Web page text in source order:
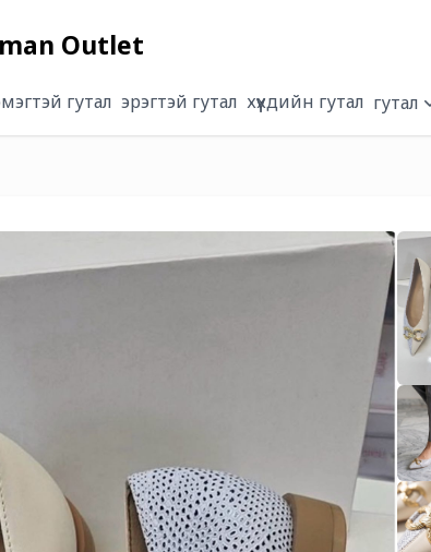
Outlet
гутал эрэгтэй гутал хүүхдийн гутал гутал